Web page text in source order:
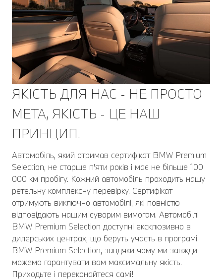
ЯКІСТЬ ДЛЯ НАС - НЕ ПРОСТО
МЕТА, ЯКІСТЬ - ЦЕ НАШ
ПРИНЦИП.
Автомобіль, який отримав сертифікат BMW Premium
Selection, не старше п'яти років і має не більше 100
000 км пробігу. Кожний автомобіль проходить нашу
ретельну комплексну перевірку. Сертифікат
отримують виключно автомобілі, які повністю
відповідають нашим суворим вимогам. Автомобілі
BMW Premium Selection доступні ексклюзивно в
дилерських центрах, що беруть участь в програмі
BMW Premium Selection, завдяки чому ми завжди
можемо гарантувати вам максимальну якість.
Приходьте і переконайтеся самі!